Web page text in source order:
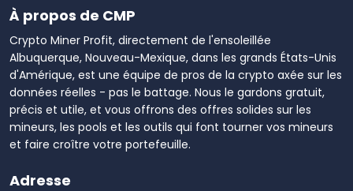
À propos de CMP
Crypto Miner Profit, directement de l'ensoleillée
Albuquerque, Nouveau-Mexique, dans les grands États-Unis
d'Amérique, est une équipe de pros de la crypto axée sur les
données réelles - pas le battage. Nous le gardons gratuit,
précis et utile, et vous offrons des offres solides sur les
mineurs, les pools et les outils qui font tourner vos mineurs
et faire croître votre portefeuille.
Adresse